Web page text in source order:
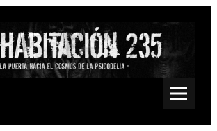
Doom, Sludge, Fuzz, Space, Drone